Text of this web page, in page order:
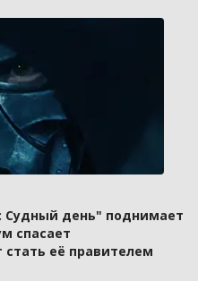
Судный день" поднимает
спасает
её правителем